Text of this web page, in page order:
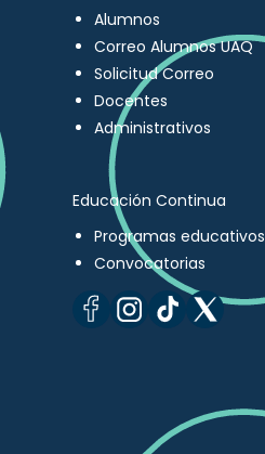
Alumnos
Correo Alumnos UAQ
Solicitud Correo
Docentes
Administrativos
Educación Continua
Programas educativos
Convocatorias